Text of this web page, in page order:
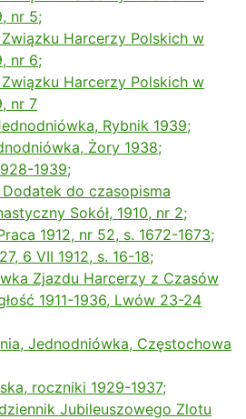
nr 5;
Związku Harcerzy Polskich w
nr 6;
Związku Harcerzy Polskich w
nr 7
Rybnik 1939;
Żory 1938;
1939;
Dodatek do czasopisma
Sokół, 1910, nr 2;
1912, nr 52, s. 1672-1673;
6 VII 1912, s. 16-18;
Zjazdu Harcerzy z Czasów
1911-1936, Lwów 23-24
Jednodniówka, Częstochowa
roczniki 1929-1937;
Jubileuszowego Zlotu